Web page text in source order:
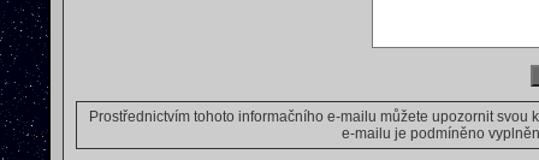
Prostřednictvím tohoto informačního e-mailu můžete upozornit
e-mailu je podmíněno